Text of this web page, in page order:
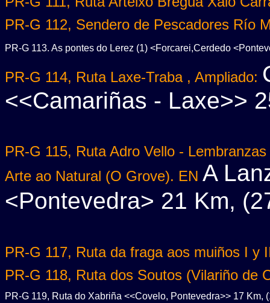
PR-G 112, Sendero de Pescadores Río
PR-G 113. As pontes do Lerez (1) <Forcarei,Cerdedo
PR-G 114, Ruta Laxe-Traba , Ampliado:
<<Camariñas - Laxe>>
PR-G 115, Ruta Adro Vello -
Arte ao Natural (O Grove). EN A
<Pontevedra> 21 Km,
PR-G 117, Ruta da fraga aos muiños I y
PR-G 118, Ruta dos Soutos (Vilariño de
PR-G 119, Ruta do Xabriña <<Covelo, Pontevedra>> 17 Km,